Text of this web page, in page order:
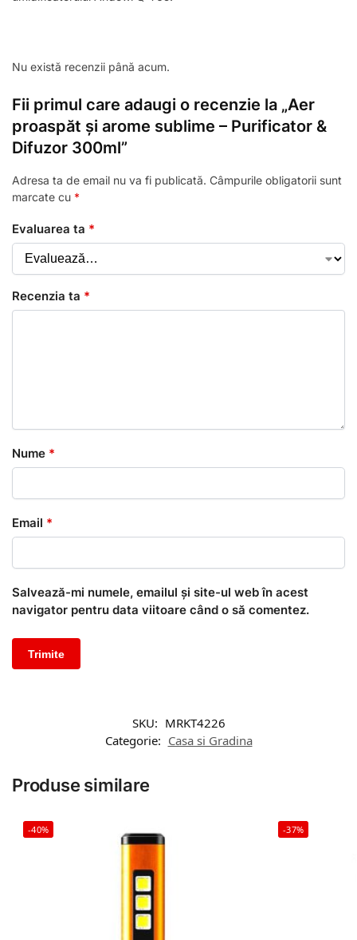
Nu există recenzii până acum.
Fii primul care adaugi o recenzie la „Aer
proaspăt și arome sublime – Purificator &
Difuzor 300ml”
Adresa ta de email nu va fi publicată. Câmpurile obligatorii sunt
marcate cu *
Evaluarea ta *
Recenzia ta *
Nume *
Email *
Salvează-mi numele, emailul și site-ul web în acest
navigator pentru data viitoare când o să comentez.
SKU: MRKT4226
Categorie: Casa si Gradina
Produse similare
-40% -37%